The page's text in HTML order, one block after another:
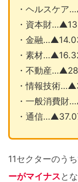
・ヘルスケア
・資本財
・金融
・素材
・不動産
・情報技術
・一般消費財
・通信
11セクターのうち
ーがマイナス と